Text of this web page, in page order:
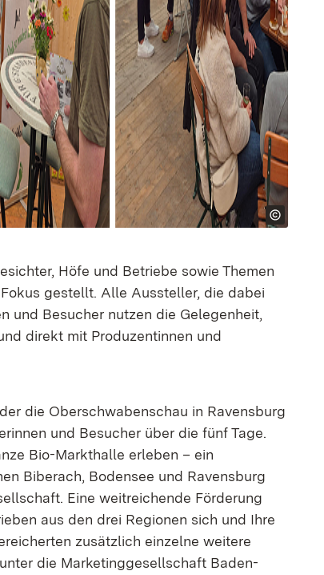
Höfe und Betriebe sowie Themen
gestellt. Alle Aussteller, die dabei
und Besucher nutzen die Gelegenheit,
direkt mit Produzentinnen und
die Oberschwabenschau in Ravensburg
und Besucher über die fünf Tage.
Bio-Markthalle erleben – ein
Biberach, Bodensee und Ravensburg
Eine weitreichende Förderung
aus den drei Regionen sich und Ihre
zusätzlich einzelne weitere
die Marketinggesellschaft Baden-